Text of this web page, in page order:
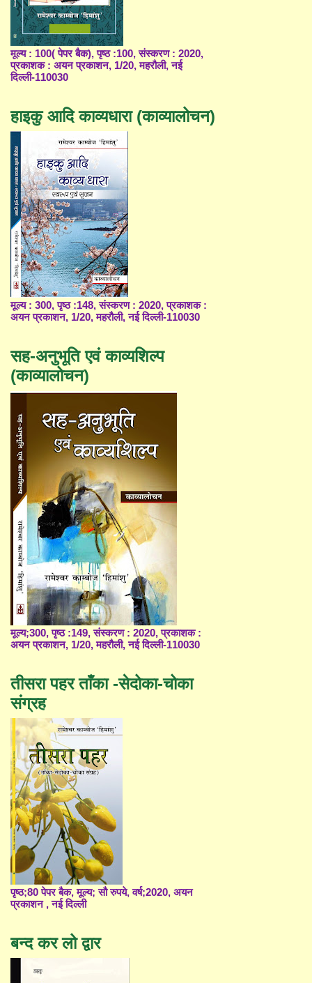
मूल्य : 100( पेपर बैक), पृष्ठ :100, संस्करण : 2020,
प्रकाशक : अयन प्रकाशन, 1/20, महरौली, नई
दिल्ली-110030
हाइकु आदि काव्यधारा (काव्यालोचन)
मूल्य : 300, पृष्ठ :148, संस्करण : 2020, प्रकाशक :
अयन प्रकाशन, 1/20, महरौली, नई दिल्ली-110030
सह-अनुभूति एवं काव्यशिल्प
(काव्यालोचन)
मूल्य;300, पृष्ठ :149, संस्करण : 2020, प्रकाशक :
अयन प्रकाशन, 1/20, महरौली, नई दिल्ली-110030
तीसरा पहर ताँका -सेदोका-चोका
संग्रह
पृष्ठ;80 पेपर बैक, मूल्य; सौ रुपये, वर्ष;2020, अयन
प्रकाशन , नई दिल्ली
बन्द कर लो द्वार